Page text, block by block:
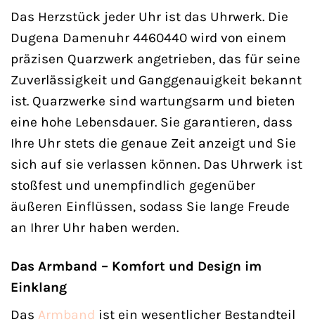
Das Herzstück jeder Uhr ist das Uhrwerk. Die
Dugena Damenuhr 4460440 wird von einem
präzisen Quarzwerk angetrieben, das für seine
Zuverlässigkeit und Ganggenauigkeit bekannt
ist. Quarzwerke sind wartungsarm und bieten
eine hohe Lebensdauer. Sie garantieren, dass
Ihre Uhr stets die genaue Zeit anzeigt und Sie
sich auf sie verlassen können. Das Uhrwerk ist
stoßfest und unempfindlich gegenüber
äußeren Einflüssen, sodass Sie lange Freude
an Ihrer Uhr haben werden.
Das Armband – Komfort und Design im
Einklang
Das Armband ist ein wesentlicher Bestandteil